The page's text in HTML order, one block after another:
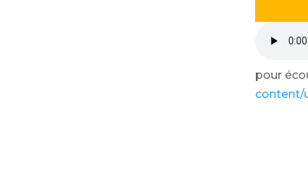
pour
content/